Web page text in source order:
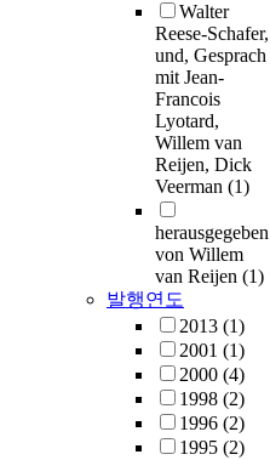
Walter
Reese-Schafer,
und, Gesprach
mit Jean-
Francois
Lyotard,
Willem van
Reijen, Dick
Veerman (1)
herausgegeben
von Willem
van Reijen (1)
발행연도
2013 (1)
2001 (1)
2000 (4)
1998 (2)
1996 (2)
1995 (2)